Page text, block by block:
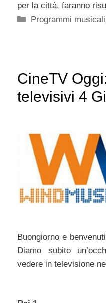
per la città, faranno
Categorie
Programmi musicali
CineTV
televisivi 4
Buongiorno e
Diamo subito
vedere in televisione